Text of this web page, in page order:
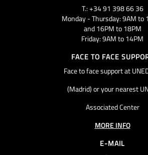
T.: +34 91 398 66 36
Monday - Thursday: 9AM to
and 16PM to 18PM
Friday: 9AM to 14PM
FACE TO FACE
Face to face support at
(Madrid) or your nearest
Associated Center
MORE INFO
E-MAIL